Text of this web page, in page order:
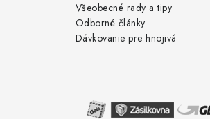
Všeobecné rady a tipy
Odborné články
Dávkovanie pre hnojivá